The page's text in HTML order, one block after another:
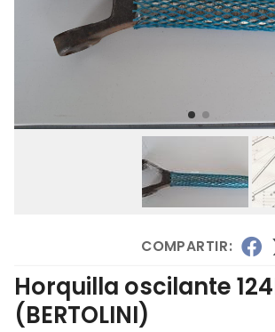
COMPARTIR:
Horquilla oscilante
(BERTOLINI)